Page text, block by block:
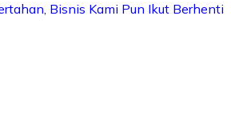
Bisnis Kami Pun Ikut Berhenti